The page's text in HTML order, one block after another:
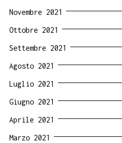
Novembre 2021
Ottobre 2021
Settembre 2021
Agosto 2021
Luglio 2021
Giugno 2021
Aprile 2021
Marzo 2021